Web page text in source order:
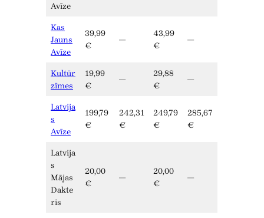
Avīze
Kas
Jauns
Avīze
39,99
€
—
43,99
€
—
Kultūr
zīmes
19,99
€
—
29,88
€
—
Latvija
s
Avīze
199,79
€
242,31
€
249,79
€
285,67
€
Latvija
s
Mājas
Dakte
ris
20,00
€
—
20,00
€
—